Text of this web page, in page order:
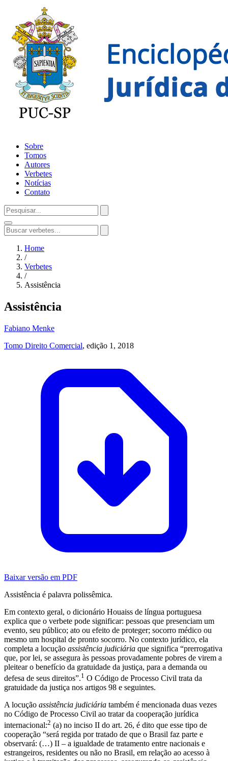
Sobre
Tomos
Autores
Verbetes
Notícias
Contato
Home
/
Verbetes
/
Assistência
Assistência
Fabiano Menke
Tomo Direito Comercial, edição 1, 2018
Baixar versão em PDF
Assistência é palavra polissêmica.
Em contexto geral, o dicionário Houaiss de língua portuguesa
explica que o verbete pode significar: pessoas que presenciam um
evento, seu público; ato ou efeito de proteger; socorro médico ou
mesmo um hospital de pronto socorro. No contexto jurídico, ela
completa a locução assistência judiciária que significa “prerrogativa
que, por lei, se assegura às pessoas provadamente pobres de virem a
pleitear o benefício da gratuidade da justiça, para a demanda ou
defesa de seus direitos”.1 O Código de Processo Civil trata da
gratuidade da justiça nos artigos 98 e seguintes.
A locução assistência judiciária também é mencionada duas vezes
no Código de Processo Civil ao tratar da cooperação jurídica
internacional:2 (a) no inciso II do art. 26, é dito que esse tipo de
cooperação “será regida por tratado de que o Brasil faz parte e
observará: (…) II – a igualdade de tratamento entre nacionais e
estrangeiros, residentes ou não no Brasil, em relação ao acesso à